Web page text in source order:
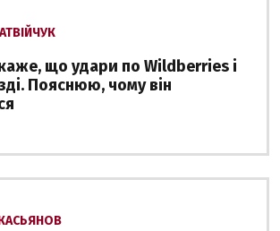
що удари по Wildberries і
Пояснюю, чому він